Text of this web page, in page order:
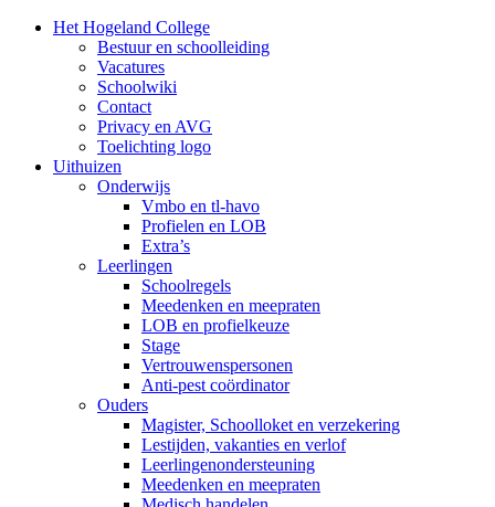
Het Hogeland College
Bestuur en schoolleiding
Vacatures
Schoolwiki
Contact
Privacy en AVG
Toelichting logo
Uithuizen
Onderwijs
Vmbo en tl-havo
Profielen en LOB
Extra’s
Leerlingen
Schoolregels
Meedenken en meepraten
LOB en profielkeuze
Stage
Vertrouwenspersonen
Anti-pest coördinator
Ouders
Magister, Schoolloket en verzekering
Lestijden, vakanties en verlof
Leerlingenondersteuning
Meedenken en meepraten